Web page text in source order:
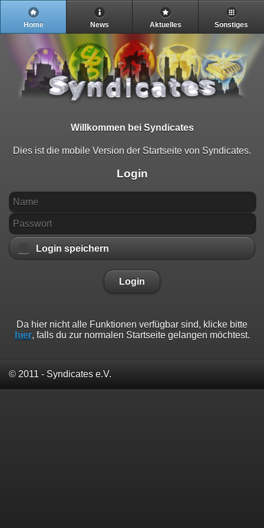
Home News Aktuelles Sonstiges
Willkommen bei Syndicates
Dies ist die mobile Version der Startseite von Syndicates.
Login
Login speichern
Login
Da hier nicht alle Funktionen verfügbar sind, klicke bitte
hier, falls du zur normalen Startseite gelangen möchtest.
© 2011 - Syndicates e.V.